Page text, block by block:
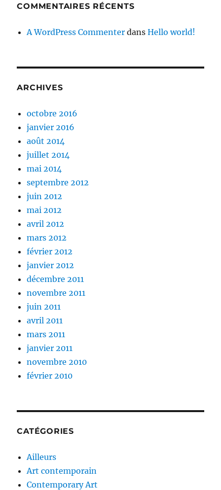
COMMENTAIRES RÉCENTS
A WordPress Commenter dansHello world!
ARCHIVES
octobre 2016
janvier 2016
août 2014
juillet 2014
mai 2014
septembre 2012
juin 2012
mai 2012
avril 2012
mars 2012
février 2012
janvier 2012
décembre 2011
novembre 2011
juin 2011
avril 2011
mars 2011
janvier 2011
novembre 2010
février 2010
CATÉGORIES
Ailleurs
Art contemporain
Contemporary Art